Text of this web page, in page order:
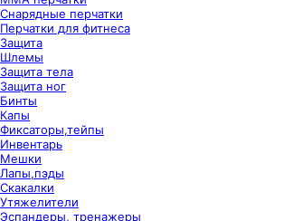
Снарядные перчатки
Перчатки для фитнеса
Защита
Шлемы
Защита тела
Защита ног
Бинты
Капы
Фиксаторы,тейпы
Инвентарь
Мешки
Лапы,пэды
Скакалки
Утяжелители
Эспандеры, тренажеры